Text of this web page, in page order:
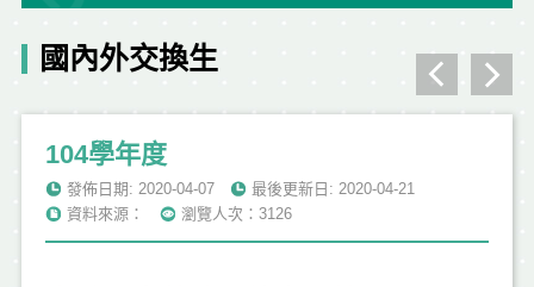
國內外交換生
104學年度
發佈日期: 2020-04-07
最後更新日: 2020-04-21
資料來源：
瀏覽人次：3126